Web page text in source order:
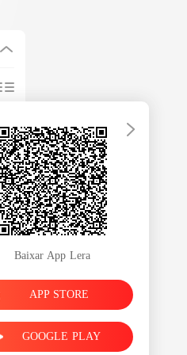
Baixar App Lera
APP STORE
GOOGLE PLAY